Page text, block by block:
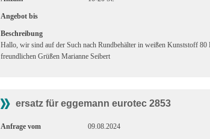
Angebot bis
Beschreibung
Hallo, wir sind auf der Such nach Rundbehälter in weißen Kunststoff
freundlichen Grüßen Marianne Seibert
ersatz für eggemann eurotec 2853
Anfrage vom 09.08.2024